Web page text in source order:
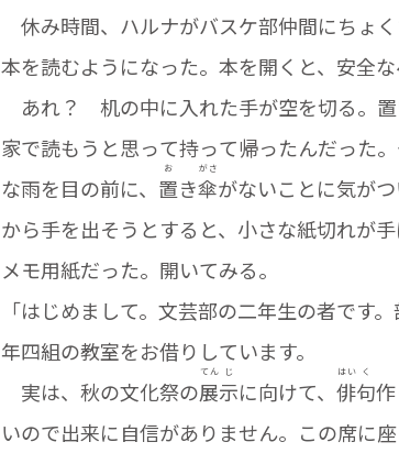
休み時間、ハルナがバスケ部仲間にちょ
本を読むようになった。本を開くと、安全
あれ？ 机の中に入れた手が空を切る。置
家で読もうと思って持って帰ったんだった
な雨を目の前に、 置
お
き傘
がさ
がないことに気が
から手を出そうとすると、小さな紙切れが手
メモ用紙だった。開いてみる。
「はじめまして。文芸部の二年生の者です
年四組の教室をお借りしています。
実は、秋の文化祭の展
てん
示
じ
に向けて、 俳
はい
句
く
いので出来に自信がありません。この席に